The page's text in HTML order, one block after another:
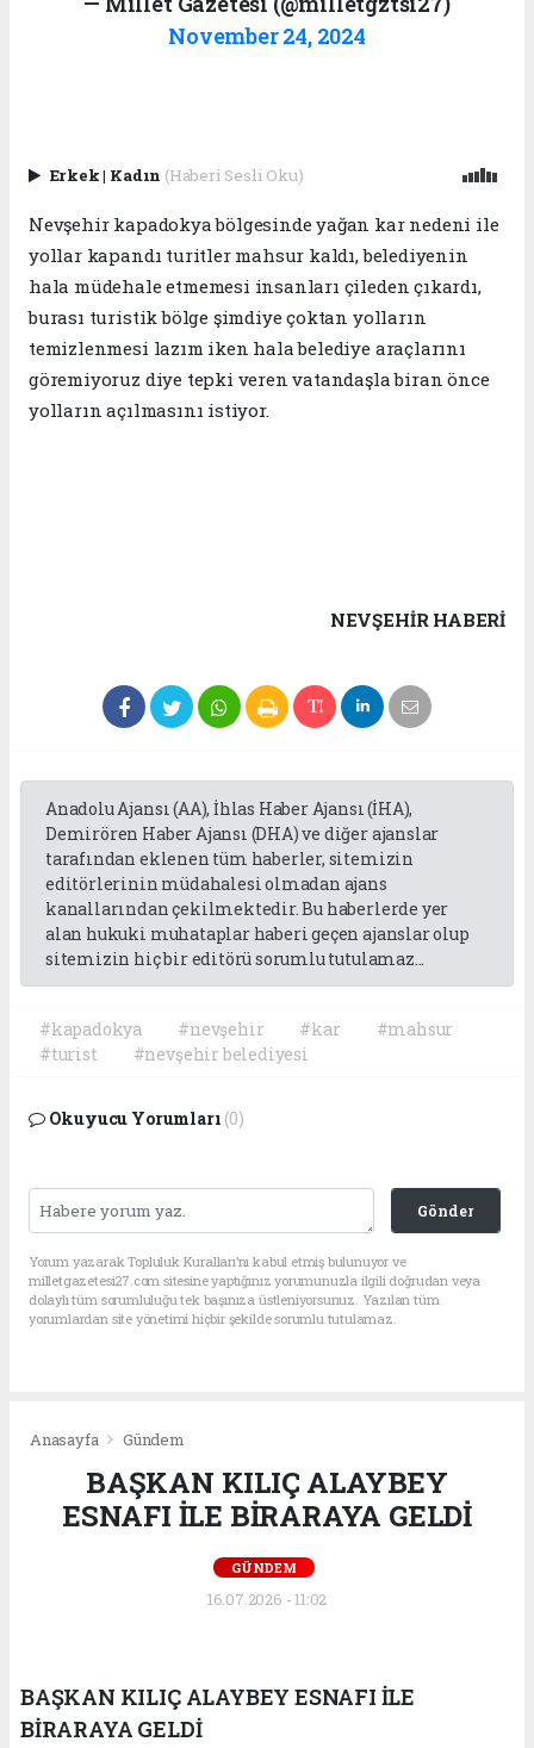
November 24, 2024
Erkek| Kadın (Haberi Sesli Oku)
Nevşehir kapadokya bölgesinde yağan kar nedeni ile
yollar kapandı turitler mahsur kaldı, belediyenin
hala müdehale etmemesi insanları çileden çıkardı,
burası turistik bölge şimdiye çoktan yolların
temizlenmesi lazım iken hala belediye araçlarını
göremiyoruz diye tepki veren vatandaşla biran önce
yolların açılmasını istiyor.
NEVŞEHIR HABERİ
Anadolu Ajansı (AA), İhlas Haber Ajansı (İHA),
Demirören Haber Ajansı (DHA) ve diğer ajanslar
tarafından eklenen tüm haberler, sitemizin
editörlerinin müdahalesi olmadan ajans
kanallarından çekilmektedir. Bu haberlerde yer
alan hukuki muhataplar haberi geçen ajanslar olup
sitemizin hiç bir editörü sorumlu tutulamaz...
#kapadokya #nevşehir #kar
#mahsur
#turist
#nevşehir belediyesi
Okuyucu Yorumları (0)
Gönder
Yorum yazarak Topluluk Kuralları’nı kabul etmiş bulunuyor ve
milletgazetesi27.com sitesine yaptığınız yorumunuzla ilgili doğrudan veya
dolaylı tüm sorumluluğu tek başınıza üstleniyorsunuz. Yazılan tüm
yorumlardan site yönetimi hiçbir şekilde sorumlu tutulamaz.
Anasayfa Gündem
BAŞKAN KILIÇ ALAYBEY
ESNAFI İLE BİRARAYA GELDİ
GÜNDEM
16.07.2026 - 11:02
BAŞKAN KILIÇ ALAYBEY ESNAFI İLE
BİRARAYA GELDİ